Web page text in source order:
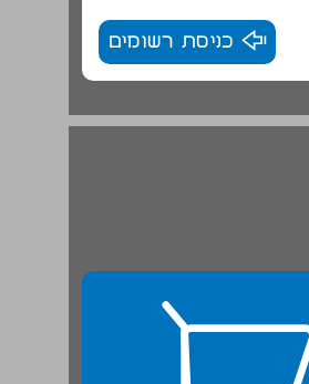
כניסת רשומים